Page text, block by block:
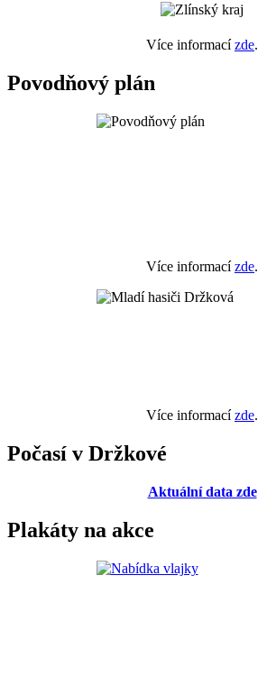
Více informacízde.
Povodňový plán
Více informacízde.
Více informacízde.
Počasí v Držkové
Aktuální data zde
Plakáty na akce